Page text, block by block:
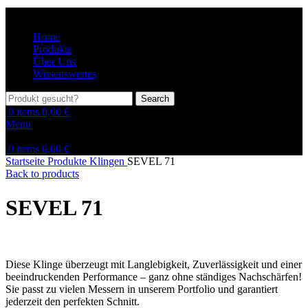
Home
Produkte
Über Uns
Wissenswertes
Search
0 items 0,00 €
Menu
0 items 0,00 €
Startseite Produkte Klingen SEVEL 71
Back to products
SEVEL 71
Diese Klinge überzeugt mit Langlebigkeit, Zuverlässigkeit und einer
beeindruckenden Performance – ganz ohne ständiges Nachschärfen!
Sie passt zu vielen Messern in unserem Portfolio und garantiert
jederzeit den perfekten Schnitt.